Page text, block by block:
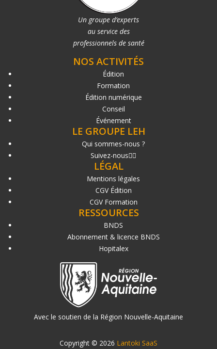
Un groupe d’experts
au service des
professionnels de santé
NOS ACTIVITÉS
Édition
Formation
Édition numérique
Conseil
Événement
LE GROUPE LEH
Qui sommes-nous ?
Suivez-nous
LÉGAL
Mentions légales
CGV Édition
CGV Formation
RESSOURCES
BNDS
Abonnement & licence BNDS
Hopitalex
Avec le soutien de la Région Nouvelle-Aquitaine
Copyright © 2026 Lantoki SaaS